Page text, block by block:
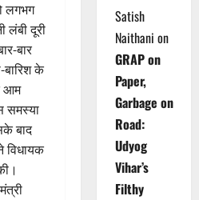
लगभग
लंबी दूरी
बार
के
आम
समस्या
बाद
विधायक
Satish
Naithani on
GRAP on
Paper,
Garbage on
Road:
Udyog
Vihar’s
Filthy